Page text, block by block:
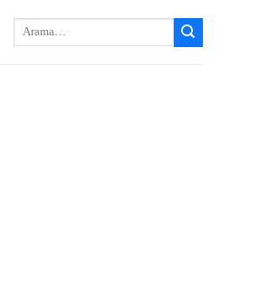
Arayın: